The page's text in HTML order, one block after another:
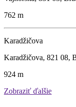
762 m
Karadžičova
Karadžičova, 821 08,
924 m
Zobraziť ďalšie